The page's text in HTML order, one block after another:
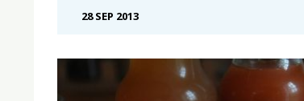
28 SEP 2013